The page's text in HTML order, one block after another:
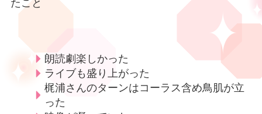
たこと
朗読劇楽しかった
ライブも盛り上がった
梶浦さんのターンはコーラス含め鳥肌が立
った